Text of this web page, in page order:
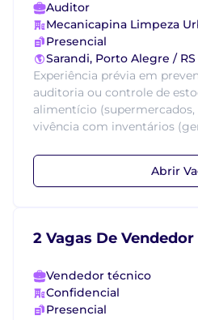
Auditor
Mecanicapina Limpeza
Presencial
Sarandi, Porto Alegre / RS
Experiência prévia em
auditoria ou controle de
alimentício (supermercados,
vivência com inventários
Abrir
2 Vagas De Vendedor
Vendedor técnico
Confidencial
Presencial